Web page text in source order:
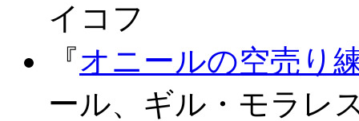
イコフ
『オニールの空売り
ール、ギル・モラレ